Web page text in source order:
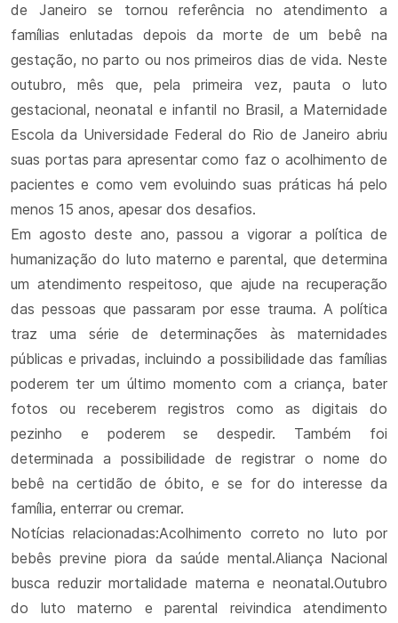
de Janeiro se tornou referência no atendimento a
famílias enlutadas depois da morte de um bebê na
gestação, no parto ou nos primeiros dias de vida. Neste
outubro, mês que, pela primeira vez, pauta o luto
gestacional, neonatal e infantil no Brasil, a Maternidade
Escola da Universidade Federal do Rio de Janeiro abriu
suas portas para apresentar como faz o acolhimento de
pacientes e como vem evoluindo suas práticas há pelo
menos 15 anos, apesar dos desafios.
Em agosto deste ano, passou a vigorar a política de
humanização do luto materno e parental, que determina
um atendimento respeitoso, que ajude na recuperação
das pessoas que passaram por esse trauma. A política
traz uma série de determinações às maternidades
públicas e privadas, incluindo a possibilidade das famílias
poderem ter um último momento com a criança, bater
fotos ou receberem registros como as digitais do
pezinho e poderem se despedir. Também foi
determinada a possibilidade de registrar o nome do
bebê na certidão de óbito, e se for do interesse da
família, enterrar ou cremar.
Notícias relacionadas:Acolhimento correto no luto por
bebês previne piora da saúde mental.Aliança Nacional
busca reduzir mortalidade materna e neonatal.Outubro
do luto materno e parental reivindica atendimento